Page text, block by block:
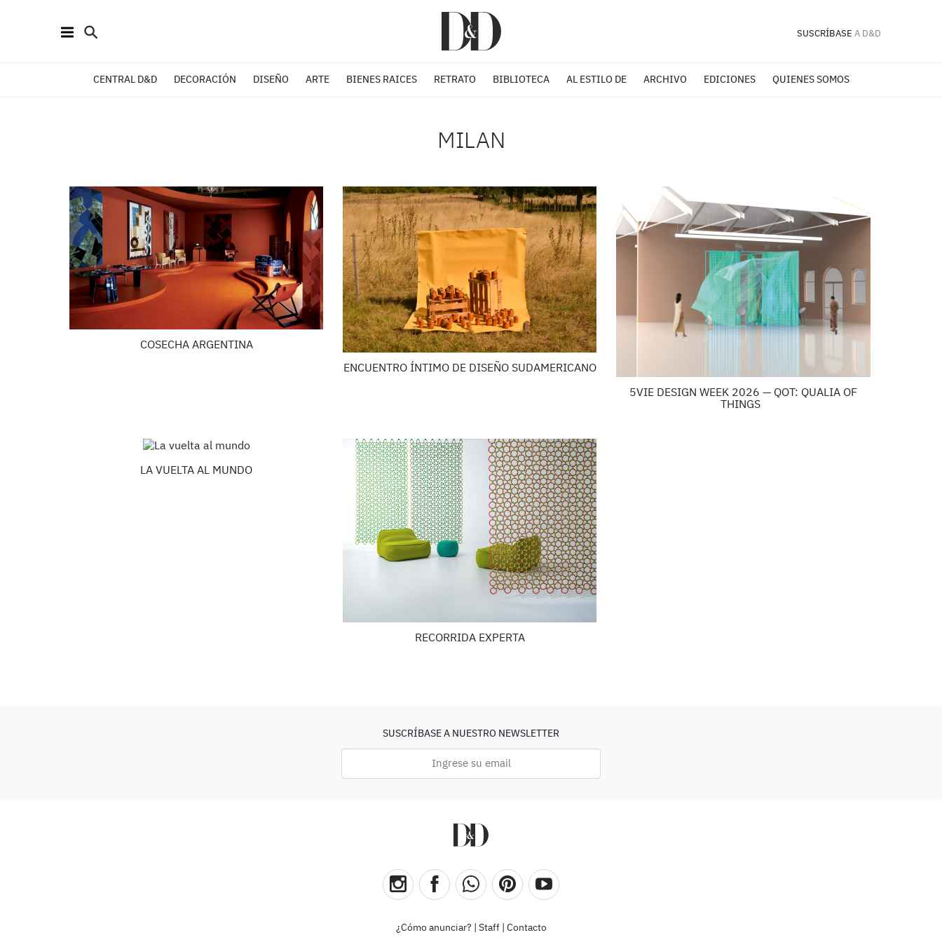
SUSCRÍBASE A D&D
CENTRAL D&D DECORACIÓN DISEÑO ARTE BIENES RAICES RETRATO BIBLIOTECA AL ESTILO DE ARCHIVO EDICIONES QUIENES SOMOS
MILAN
COSECHA ARGENTINA
ENCUENTRO ÍNTIMO DE DISEÑO SUDAMERICANO
5VIE DESIGN WEEK 2026 — QOT: QUALIA OF
THINGS
LA VUELTA AL MUNDO
RECORRIDA EXPERTA
SUSCRÍBASE A NUESTRO NEWSLETTER
¿Cómo anunciar? Staff| Contacto